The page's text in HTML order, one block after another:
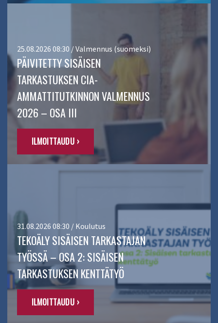
25.08.2026 08:30 / Valmennus (suomeksi)
PÄIVITETTY SISÄISEN
TARKASTUKSEN CIA-
AMMATTITUTKINNON VALMENNUS
2026 – OSA III
ILMOITTAUDU ›
31.08.2026 08:30 / Koulutus
TEKOÄLY SISÄISEN TARKASTAJAN
TYÖSSÄ – OSA 2: SISÄISEN
TARKASTUKSEN KENTTÄTYÖ
ILMOITTAUDU ›